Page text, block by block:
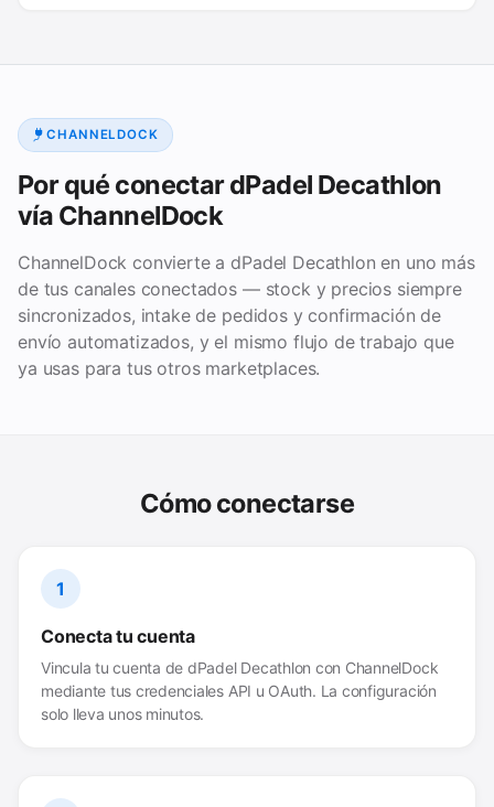
CHANNELDOCK
Por qué conectar dPadel Decathlon
vía ChannelDock
ChannelDock convierte a dPadel Decathlon en uno más
de tus canales conectados — stock y precios siempre
sincronizados, intake de pedidos y confirmación de
envío automatizados, y el mismo flujo de trabajo que
ya usas para tus otros marketplaces.
Cómo conectarse
1
Conecta tu cuenta
Vincula tu cuenta de dPadel Decathlon con ChannelDock
mediante tus credenciales API u OAuth. La configuración
solo lleva unos minutos.